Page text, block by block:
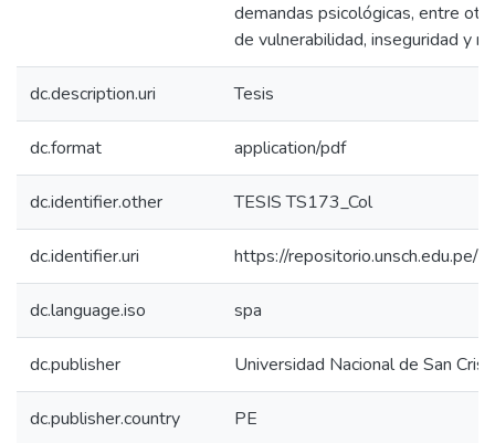
demandas psicológicas, entre
de vulnerabilidad, inseguridad y
dc.description.uri Tesis
dc.format application/pdf
dc.identifier.other TESIS TS173_Col
dc.identifier.uri https://
dc.language.iso spa
dc.publisher Universidad Nacional de San
dc.publisher.country PE